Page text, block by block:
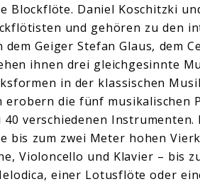
Blockflöte. Daniel Koschitzki
und gehören zu den
Geiger Stefan Glaus, dem
ihnen drei gleichgesinnte
in der klassischen
erobern die fünf musikalischen
verschiedenen
bis zum zwei Meter hohen
Violoncello und Klavier – bis
einer Lotusflöte oder